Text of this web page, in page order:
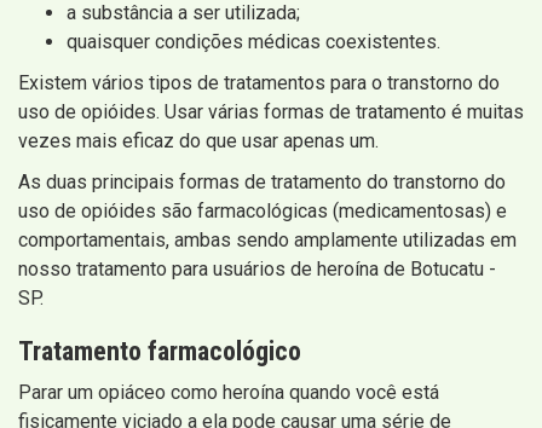
a substância a ser utilizada;
quaisquer condições médicas coexistentes.
Existem vários tipos de tratamentos para o transtorno do
uso de opióides. Usar várias formas de tratamento é muitas
vezes mais eficaz do que usar apenas um.
As duas principais formas de tratamento do transtorno do
uso de opióides são farmacológicas (medicamentosas) e
comportamentais, ambas sendo amplamente utilizadas em
nosso tratamento para usuários de heroína de Botucatu -
SP.
Tratamento farmacológico
Parar um opiáceo como heroína quando você está
fisicamente viciado a ela pode causar uma série de